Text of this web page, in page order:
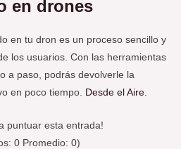
en drones
en tu dron es un proceso sencillo y
los usuarios. Con las herramientas
a paso, podrás devolverle la
en poco tiempo.
Desde el Aire
puntuar esta entrada!
0 Promedio: 0)